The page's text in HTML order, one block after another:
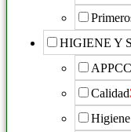
HIGIENE Y
Calidad